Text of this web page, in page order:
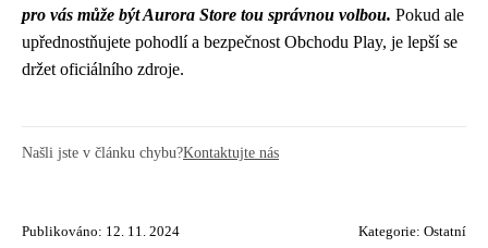
pro vás může být Aurora Store tou správnou volbou. Pokud ale
upřednostňujete pohodlí a bezpečnost Obchodu Play, je lepší se
držet oficiálního zdroje.
Našli jste v článku chybu?Kontaktujte nás
Publikováno: 12. 11. 2024 Kategorie: Ostatní